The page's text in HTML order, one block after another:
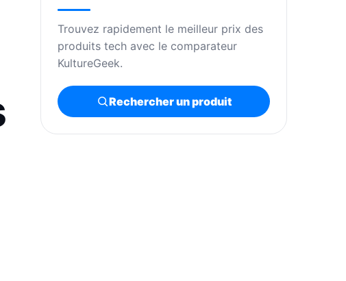
Trouvez rapidement le meilleur prix des
produits tech avec le comparateur
KultureGeek.
Rechercher un produit